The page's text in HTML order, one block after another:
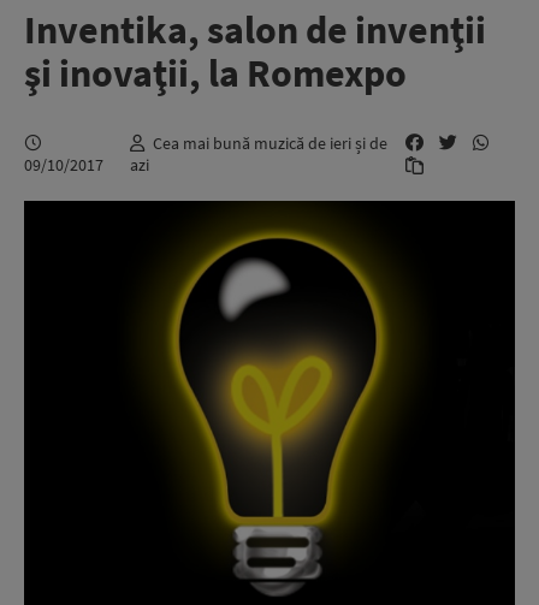
Inventika, salon de invenţii
şi inovaţii, la Romexpo
09/10/2017
Cea mai bună muzică de ieri și de
azi